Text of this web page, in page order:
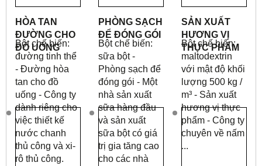
HÒA TAN
ĐƯỜNG CHO
ĐỒ UỐNG
Bột chế biến:
đường tinh thể
- Đường hòa
tan cho đồ
uống - Công ty
dành riêng cho
việc thiết kế
nước chanh
thủ công và xi-
rô thủ công.
PHÒNG SẠCH
ĐỂ ĐÓNG GÓI
Bột chế biến:
sữa bột -
Phòng sạch để
đóng gói - Một
nhà sản xuất
sữa hàng đầu
và sản xuất
sữa bột có giá
trị gia tăng cao
cho các nhà
SẢN XUẤT
HƯƠNG VỊ
THỰC PHẨM
Bột chế biến:
maltodextrin
với mật độ khối
lượng 500 kg /
m³ - Sản xuất
hương vị thực
phẩm - Công ty
chuyên về nấm
...